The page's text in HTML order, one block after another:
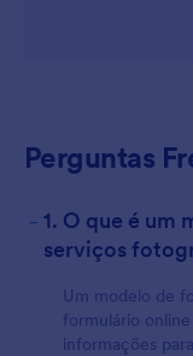
Perguntas
- 1. O que é um
serviços
Um modelo de
formulário
informações